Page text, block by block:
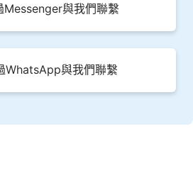
Messenger與我們聯繫
WhatsApp與我們聯繫